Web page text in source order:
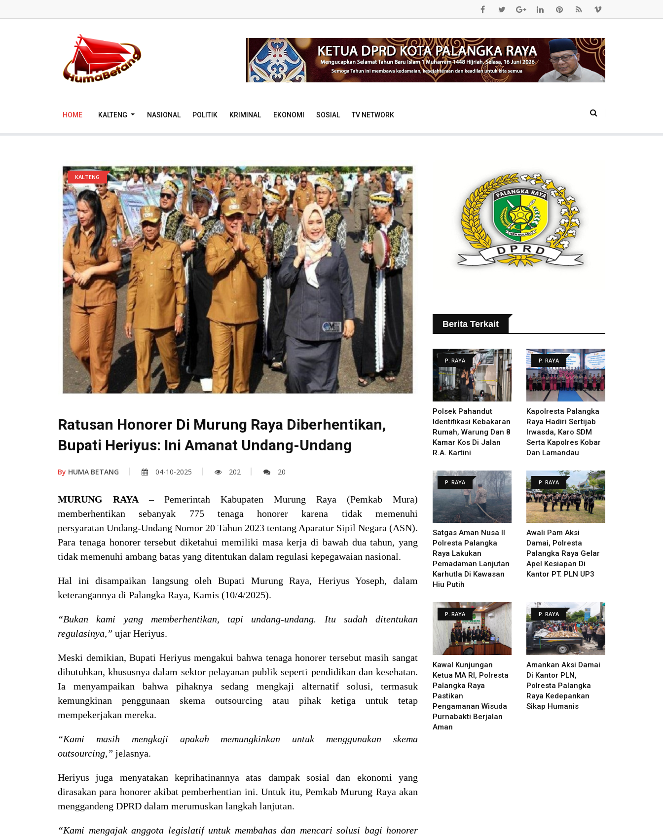
HOME KALTENG NASIONAL POLITIK KRIMINAL EKONOMI SOSIAL TV NETWORK
KALTENG
Ratusan Honorer Di Murung Raya Diberhentikan,
Bupati Heriyus: Ini Amanat Undang-Undang
By HUMA BETANG 04-10-2025 202 20
MURUNG RAYA
– Pemerintah Kabupaten Murung Raya (Pemkab Mura)
memberhentikan sebanyak 775 tenaga honorer karena tidak memenuhi
persyaratan Undang-Undang Nomor 20 Tahun 2023 tentang Aparatur Sipil Negara (ASN).
Para tenaga honorer tersebut diketahui memiliki masa kerja di bawah dua tahun, yang
tidak memenuhi ambang batas yang ditentukan dalam regulasi kepegawaian nasional.
Hal ini disampaikan langsung oleh Bupati Murung Raya, Heriyus Yoseph, dalam
keterangannya di Palangka Raya, Kamis (10/4/2025).
“Bukan kami yang memberhentikan, tapi undang-undang. Itu sudah ditentukan
regulasinya,” ujar Heriyus.
Meski demikian, Bupati Heriyus mengakui bahwa tenaga honorer tersebut masih sangat
dibutuhkan, khususnya dalam sektor pelayanan publik seperti pendidikan dan kesehatan.
Ia menyampaikan bahwa pihaknya sedang mengkaji alternatif solusi, termasuk
kemungkinan penggunaan skema outsourcing atau pihak ketiga untuk tetap
mempekerjakan mereka.
“Kami masih mengkaji apakah memungkinkan untuk menggunakan skema
outsourcing,” jelasnya.
Heriyus juga menyatakan keprihatinannya atas dampak sosial dan ekonomi yang
dirasakan para honorer akibat pemberhentian ini. Untuk itu, Pemkab Murung Raya akan
menggandeng DPRD dalam merumuskan langkah lanjutan.
“Kami mengajak anggota legislatif untuk membahas dan mencari solusi bagi honorer
Berita Terkait
P. RAYA
Polsek Pahandut
Identifikasi Kebakaran
Rumah, Warung Dan 8
Kamar Kos Di Jalan
R.A. Kartini
P. RAYA
Kapolresta Palangka
Raya Hadiri Sertijab
Irwasda, Karo SDM
Serta Kapolres Kobar
Dan Lamandau
P. RAYA
Satgas Aman Nusa II
Polresta Palangka
Raya Lakukan
Pemadaman Lanjutan
Karhutla Di Kawasan
Hiu Putih
P. RAYA
Awali Pam Aksi
Damai, Polresta
Palangka Raya Gelar
Apel Kesiapan Di
Kantor PT. PLN UP3
P. RAYA
Kawal Kunjungan
Ketua MA RI, Polresta
Palangka Raya
Pastikan
Pengamanan Wisuda
Purnabakti Berjalan
Aman
P. RAYA
Amankan Aksi Damai
Di Kantor PLN,
Polresta Palangka
Raya Kedepankan
Sikap Humanis